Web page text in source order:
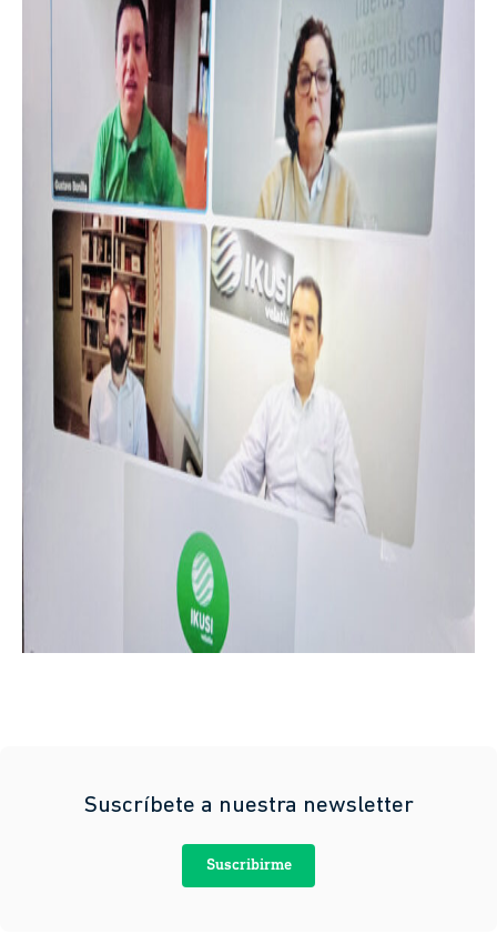
Suscríbete a nuestra newsletter
Suscribirme